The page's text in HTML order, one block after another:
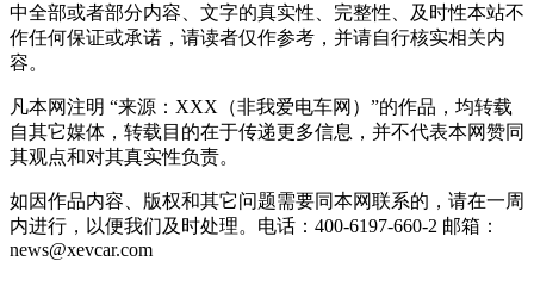
中全部或者部分内容、文字的真实性、完整性、及时性本站不
作任何保证或承诺，请读者仅作参考，并请自行核实相关内
容。
凡本网注明 “来源：XXX（非我爱电车网）”的作品，均转载
自其它媒体，转载目的在于传递更多信息，并不代表本网赞同
其观点和对其真实性负责。
如因作品内容、版权和其它问题需要同本网联系的，请在一周
内进行，以便我们及时处理。电话：400-6197-660-2 邮箱：
news@xevcar.com